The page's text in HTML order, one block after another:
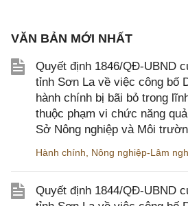
VĂN BẢN MỚI NHẤT
Quyết định 1846/QĐ-UBND
tỉnh Sơn La về việc công bố
hành chính bị bãi bỏ trong
thuộc phạm vi chức năng
Sở Nông nghiệp và Môi
Hành chính Nông nghiệp-Lâm
Quyết định 1844/QĐ-UBND